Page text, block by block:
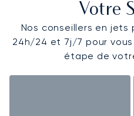
Votre
Nos conseillers en jets
24h/24 et 7j/7 pour
étape de